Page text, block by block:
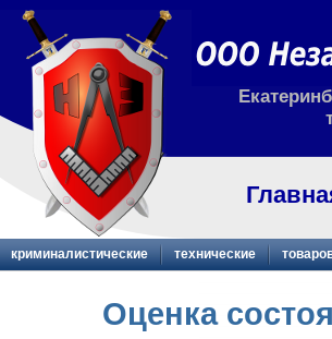
криминалистические технические
Оценка